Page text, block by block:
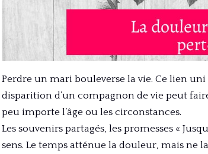
Perdre un mari bouleverse la vie. Ce lien
disparition d’un compagnon de vie peut
peu importe l’âge ou les circonstances.
Les souvenirs partagés, les promesses «
sens. Le temps atténue la douleur, mais ne